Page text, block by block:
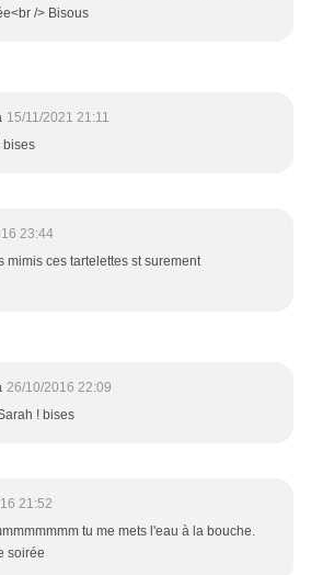
/> Bisous
15/11/2021 21:11
bises
23:44
mimis ces tartelettes st surement
26/10/2016 22:09
! bises
21:52
tu me mets l'eau à la bouche.
soirée